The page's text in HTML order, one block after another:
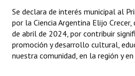
Se declara de interés municipal al
por la Ciencia Argentina Elijo
de abril de 2024, por contribuir
promoción y desarrollo cultural,
nuestra comunidad, en la región y